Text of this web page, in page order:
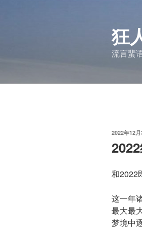
狂
流言蜚
发
于
2022年12月
和2022
这一年
最大最
梦境中